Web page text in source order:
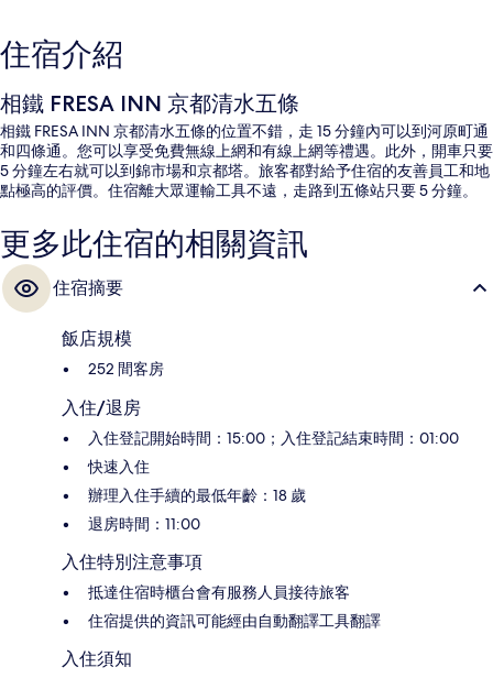
住宿介紹
相鐵 FRESA INN 京都清水五條
相鐵 FRESA INN 京都清水五條的位置不錯，走 15 分鐘內可以到河原町通
和四條通。您可以享受免費無線上網和有線上網等禮遇。此外，開車只要
5 分鐘左右就可以到錦市場和京都塔。旅客都對給予住宿的友善員工和地
點極高的評價。住宿離大眾運輸工具不遠，走路到五條站只要 5 分鐘。
更多此住宿的相關資訊
住宿摘要
飯店規模
252 間客房
入住/退房
入住登記開始時間：15:00；入住登記結束時間：01:00
快速入住
辦理入住手續的最低年齡：18 歲
退房時間：11:00
入住特別注意事項
抵達住宿時櫃台會有服務人員接待旅客
住宿提供的資訊可能經由自動翻譯工具翻譯
入住須知